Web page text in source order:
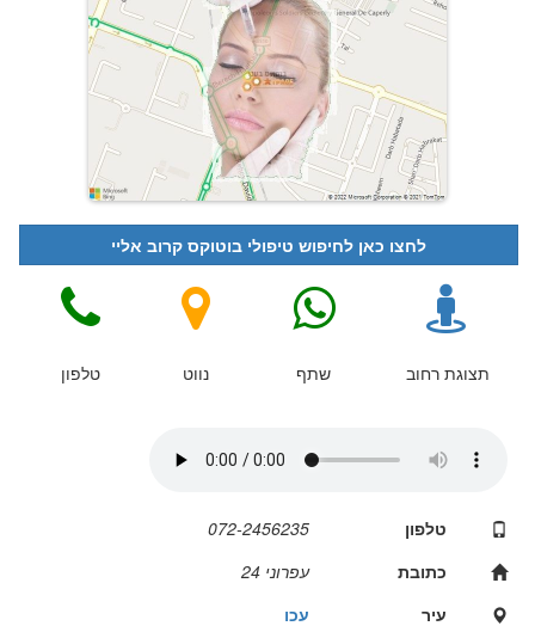
לחצו כאן לחיפוש טיפולי בוטוקס קרוב אליי
תצוגת רחוב שתף נווט טלפון
טלפון
072-2456235
כתובת
עפרוני 24
עיר
עכו